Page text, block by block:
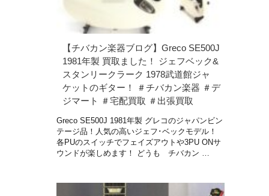
【チバカン楽器ブログ】Greco SE500J
1981年製 買取ました！ ジェフベック&
スタンリークラーク 1978武道館ジャ
ケットのギター！ ＃チバカン楽器 ＃デ
ジマート ＃宅配買取 ＃出張買取
Greco SE500J 1981年製 グレコのジャパンビン
テージ品！人気の高いジェフ･ベックモデル！
各PUのスイッチでフェイズアウトや3PU ONサ
ウンドが楽しめます！ どうも チバカン …